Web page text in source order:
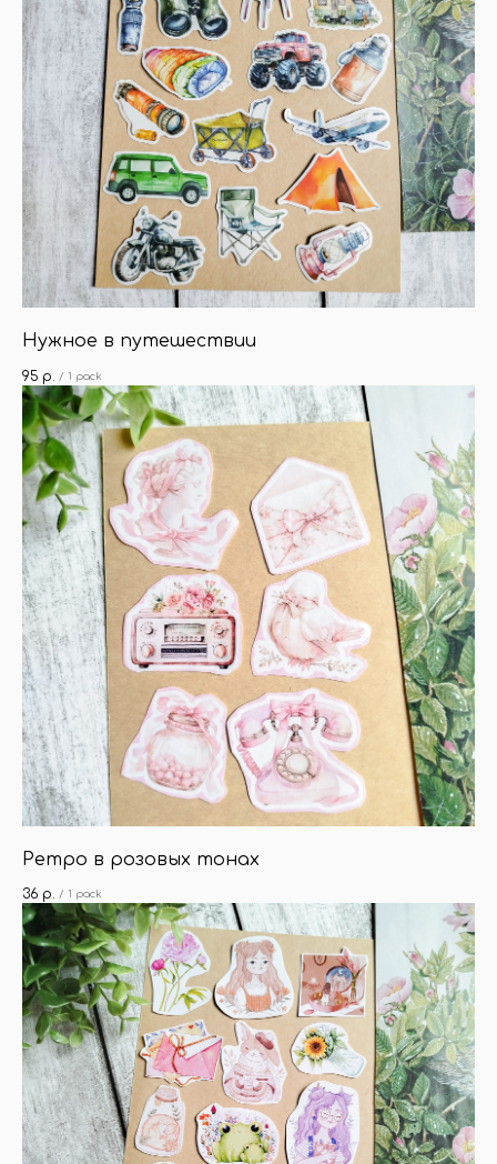
Нужное в путешествии
95 р. / 1 pack
Ретро в розовых тонах
36 р. / 1 pack